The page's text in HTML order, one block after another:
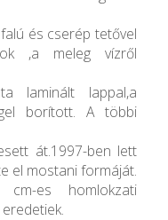
és cserép tetővel
,a meleg vízről
laminált lappal,a
borított. A többi
át.1997-ben lett
el mostani formáját.
es homlokzati